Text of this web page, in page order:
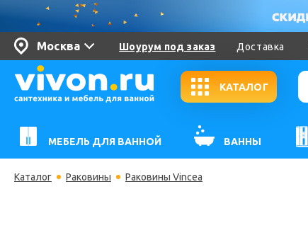
Москва Шоурум под заказ Доставка
КАТАЛОГ
МЕБЕЛЬ ДЛЯ ВАННОЙ ВАННЫ
Каталог Раковины Раковины Vincea